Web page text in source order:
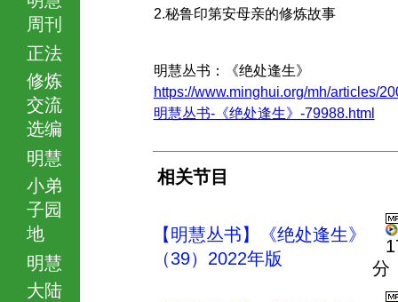
周刊
正法
修炼
交流
选编
明慧
小弟
子园
地
明慧
大陆
2.秘鲁印第安母亲的修炼故事
明慧丛书：《绝处逢生》
https://www.minghui.org/mh/articles/
明慧丛书-《绝处逢生》-79988.html
相关节目
【明慧丛书】《绝处逢生》
（39）2022年版
分